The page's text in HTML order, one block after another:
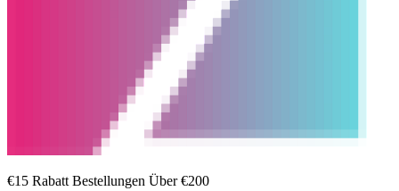
€15 Rabatt Bestellungen Über €200